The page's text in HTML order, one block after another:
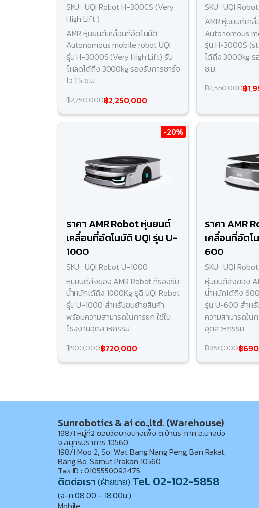
SKU : UQI Robot H-3000S (Very
High Lift )
AMR หุ่นยนต์เคลื่อนที่อัตโนมัติ
Autonomous mobile robot UQI
รุ่น H-3000S (Very High Lift) รับ
โหลดได้ถึง 3000kg รองรับการชาร์จ
ไว 1.5 ช.ม.
฿2,750,000฿2,250,000
SKU : UQI
AMR หุ่นยนต์เค
Autonomous
รุ่น H-3000S
ได้ถึง 3000kg ร
ช.ม.
฿2,550,000฿
-20%
ราคา AMR Robot หุ่นยนต์
เคลื่อนที่อัตโนมัติ UQI รุ่น U-
1000
SKU : UQI Robot U-1000
หุ่นยนต์ส่งของ AMR Robot ที่รองรับ
น้ำหนักได้ถึง 1000Kg ยูฉี UQI Robot
รุ่น U-1000 สำหรับขนย้ายสินค้า
พร้อมความสามารถในการยก ใช้ใน
โรงงานอุตสาหกรรม
฿900,000฿720,000
ราคา AMR
เคลื่อนที่อัตโ
600
SKU : UQI
หุ่นยนต์ส่งของ
น้ำหนักได้ถึง
รุ่น U-600 สำห
ความสามารถใน
อุตสาหกรรม
฿850,000฿
Sunrobotics & ai co.,ltd. (Warehouse)
198/1 หมู่ที่2 ซอยวัดบางนางเพ็ง ต.บ้านระกาศ อ.บางบ่อ
จ.สมุทรปราการ 10560
198/1 Moo 2, Soi Wat Bang Nang Peng, Ban Rakat,
Bang Bo, Samut Prakan 10560
Tax ID : 0105550092475
ติดต่อเรา(ฝ่ายขาย) Tel. 02-102-5858
(จ-ศ 08.00 - 18.00น.)
Mobile